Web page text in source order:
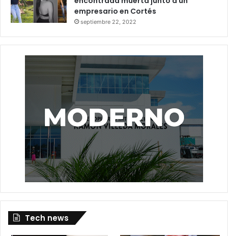
centro médico ante síntomas respiratorios tras exposición
a lugares contaminados.
Brote en crucero despertó
alarma mundial
En los últimos días, el hantavirus volvió a ser tema de
conversación internacional luego de que autoridades
sanitarias investigaran un brote relacionado con un
crucero que navegaba por el Atlántico.
La OMS mantiene vigilancia sobre el caso, mientras
expertos recalcan que, aunque el virus puede ser grave,
su capacidad de propagación es mucho menor comparada
hantavirus
empresario en Cortés
septiembre 22, 2022
Tech news